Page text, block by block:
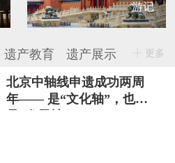
游记
遗产教育 遗产展示 更多
北京中轴线申遗成功两周
年—— 是“文化轴”，也